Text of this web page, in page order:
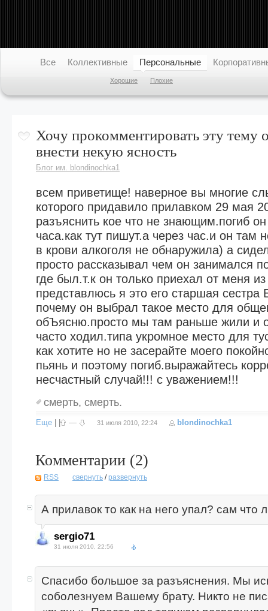
город Ефремов
первый информационный
портал
Блоги Люди
Все Коллективные Персональные
Хорошие Плохие
Хочу прокомментировать эту тему
внести некую ясность
Блог им. blondinochka1
всем приветище! наверное вы многие
которого придавило прилавком 29 мая
разъяснить кое что не знающим.погиб
часа.как тут пишут.а через час.и он там
в крови алкоголя не обнаружила) а
просто рассказывал чем он занимался
где был.т.к он только приехал от меня
представлюсь я это его старшая сестра
почему он выбрал такое место для
обЪясню.просто мы там раньше жили и
часто ходил.типа укромное место для
как хотите но не засерайте моего
пьянь и поэтому погиб.выражайтесь
несчастный случай!!! с уважением!!!
смерть, смерть.
Еще — 31 июля 2010, 22:24 blondinochka1
Комментарии (2)
RSS свернуть /развернуть
А прилавок то как на него упал? сам что
sergio71
31 июля 2010, 22:56
Спасибо большое за разъяснения. Мы
соболезнуем Вашему брату. Никто не